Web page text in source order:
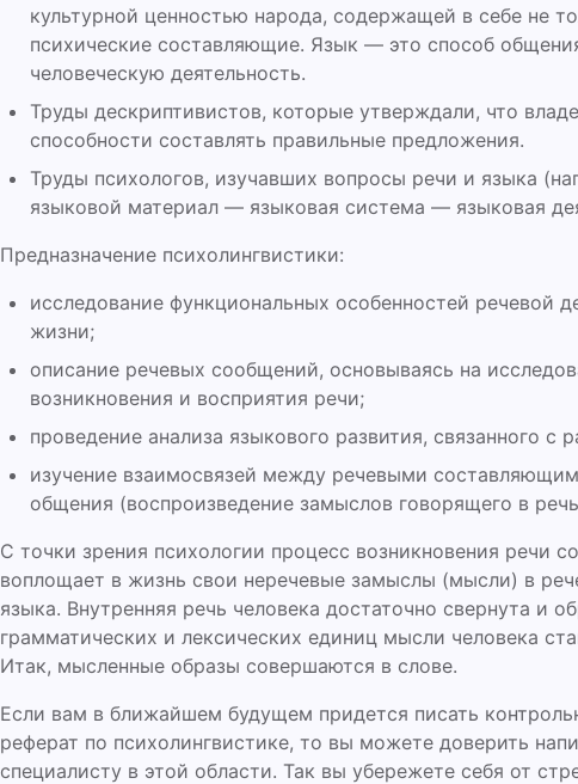
культурной ценностью народа, содержащей в себе не
психические составляющие. Язык — это способ
человеческую деятельность.
Труды дескриптивистов, которые утверждали, что
способности составлять правильные предложения.
Труды психологов, изучавших вопросы речи и языка
языковой материал — языковая система — языковая
Предназначение психолингвистики:
исследование функциональных особенностей речевой
жизни;
описание речевых сообщений, основываясь на
возникновения и восприятия речи;
проведение анализа языкового развития, связанного с
изучение взаимосвязей между речевыми
общения (воспроизведение замыслов говорящего в
С точки зрения психологии процесс возникновения речи
воплощает в жизнь свои неречевые замыслы (мысли) в
языка. Внутренняя речь человека достаточно свернута и
грамматических и лексических единиц мысли человека
Итак, мысленные образы совершаются в слове.
Если вам в ближайшем будущем придется писать
реферат по психолингвистике, то вы можете доверить
специалисту в этой области. Так вы убережете себя от